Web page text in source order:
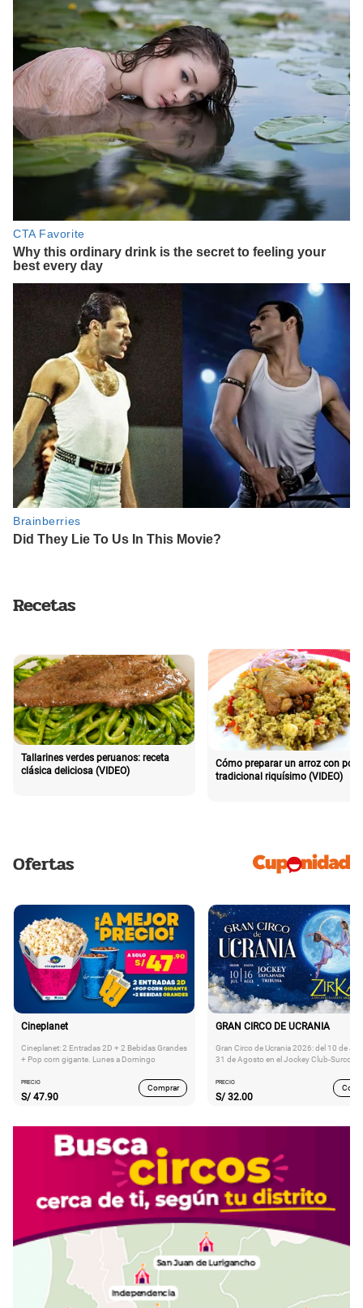
Recetas
Tallarines verdes peruanos: receta
clásica deliciosa (VIDEO)
Cómo preparar un arroz con pollo
tradicional riquísimo (VIDEO)
Ofertas
Cineplanet
Cineplanet: 2 Entradas 2D + 2 Bebidas Grandes
+ Pop corn gigante. Lunes a Domingo
PRECIO
S/ 47.90
Comprar
GRAN CIRCO DE UCRANIA
Gran Circo de Ucrania 2026: del 10 de
31 de Agosto en el Jockey Club-Surco
PRECIO
S/ 32.00